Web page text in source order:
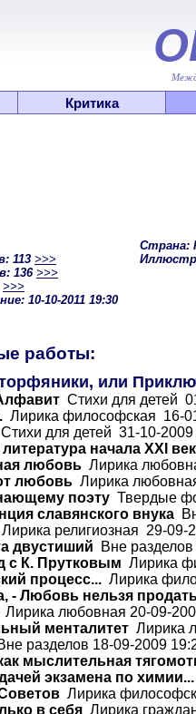
Критика
113 >>>
136 >>>
>>>
10-10-2011 19:30
Страна:
работы:
или
Стихи для детей
Лирика философская 16-
Стихи для детей 31-10-2009
литература начала XXI
любовь Лирика
любовь Лирика
поэту Твердые
славянского внука
Лирика религиозная 29-09-
двустиший Вне
с К. Прутковым Лирика
процесс... Лирика
- Любовь нельзя
Лирика любовная 20-09-
менталитет Лирика
разделов 18-09-2009
мыслительная
экзамена по химии...
Лирика
в себя Лирика